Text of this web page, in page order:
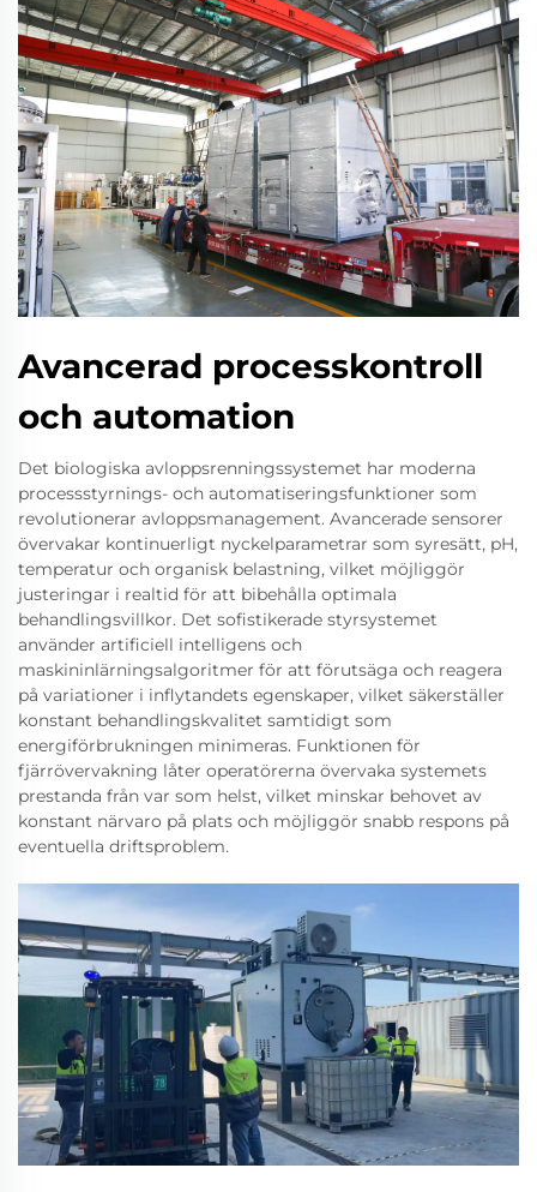
Avancerad processkontroll
och automation
Det biologiska avloppsrenningssystemet har moderna
processstyrnings- och automatiseringsfunktioner som
revolutionerar avloppsmanagement. Avancerade sensorer
övervakar kontinuerligt nyckelparametrar som syresätt, pH,
temperatur och organisk belastning, vilket möjliggör
justeringar i realtid för att bibehålla optimala
behandlingsvillkor. Det sofistikerade styrsystemet
använder artificiell intelligens och
maskininlärningsalgoritmer för att förutsäga och reagera
på variationer i inflytandets egenskaper, vilket säkerställer
konstant behandlingskvalitet samtidigt som
energiförbrukningen minimeras. Funktionen för
fjärrövervakning låter operatörerna övervaka systemets
prestanda från var som helst, vilket minskar behovet av
konstant närvaro på plats och möjliggör snabb respons på
eventuella driftsproblem.